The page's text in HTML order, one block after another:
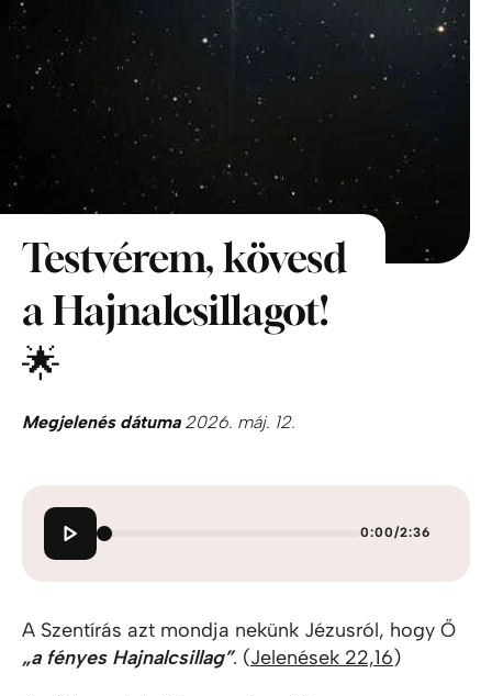
Testvérem, kövesd
a Hajnalcsillagot!
🌟
Megjelenés dátuma2026. máj. 12.
0:00/2:36
A Szentírás azt mondja nekünk Jézusról, hogy Ő
„a fényes Hajnalcsillag”. (Jelenések 22,16)